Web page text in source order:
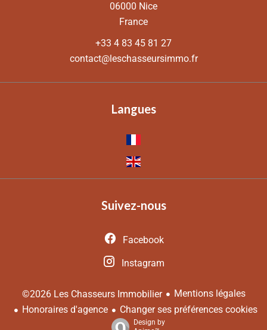
06000 Nice
France
+33 4 83 45 81 27
contact@leschasseursimmo.fr
Langues
Suivez-nous
Facebook
Instagram
©2026 Les Chasseurs Immobilier
Mentions légales
Honoraires d'agence
Changer ses préférences cookies
Design by